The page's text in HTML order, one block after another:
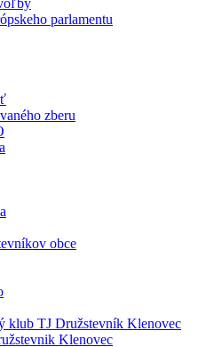
parlamentu
zberu
obce
klub TJ Družstevník Klenovec
Klenovec